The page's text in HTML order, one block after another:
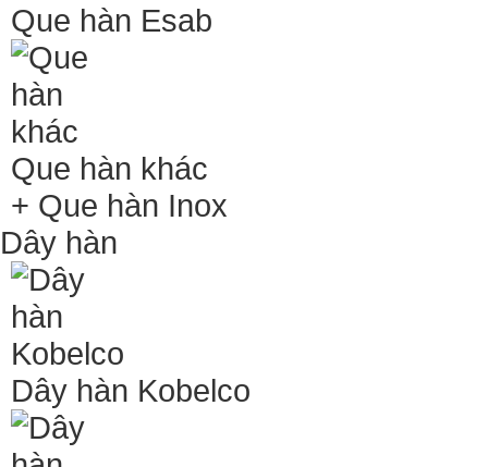
Que hàn Esab
Que hàn khác
+ Que hàn Inox
Dây hàn
Dây hàn Kobelco